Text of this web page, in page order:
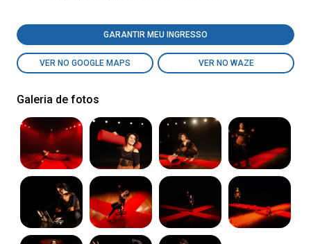
GARANTIR MEU INGRESSO
VER NO GOOGLE MAPS VER NO WAZE
Galeria de fotos